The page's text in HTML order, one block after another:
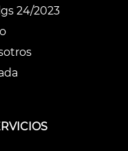
24/2023